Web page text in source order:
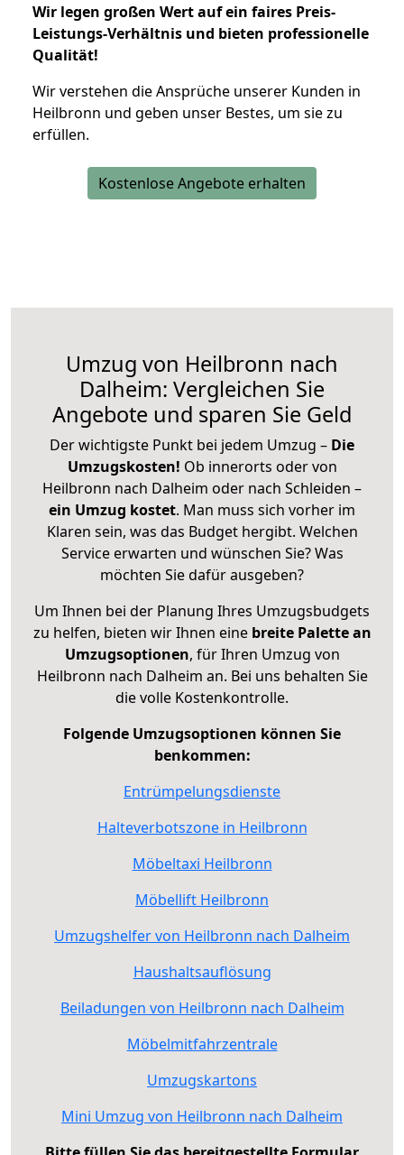
Wir legen großen Wert auf ein faires Preis-
Leistungs-Verhältnis und bieten professionelle
Qualität!
Wir verstehen die Ansprüche unserer Kunden in
Heilbronn und geben unser Bestes, um sie zu
erfüllen.
Kostenlose Angebote erhalten
Umzug von Heilbronn nach
Dalheim: Vergleichen Sie
Angebote und sparen Sie Geld
Der wichtigste Punkt bei jedem Umzug – Die
Umzugskosten! Ob innerorts oder von
Heilbronn nach Dalheim oder nach Schleiden –
ein Umzug kostet. Man muss sich vorher im
Klaren sein, was das Budget hergibt. Welchen
Service erwarten und wünschen Sie? Was
möchten Sie dafür ausgeben?
Um Ihnen bei der Planung Ihres Umzugsbudgets
zu helfen, bieten wir Ihnen eine breite Palette an
Umzugsoptionen, für Ihren Umzug von
Heilbronn nach Dalheim an. Bei uns behalten Sie
die volle Kostenkontrolle.
Folgende Umzugsoptionen können Sie
benkommen:
Entrümpelungsdienste
Halteverbotszone in Heilbronn
Möbeltaxi Heilbronn
Möbellift Heilbronn
Umzugshelfer von Heilbronn nach Dalheim
Haushaltsauflösung
Beiladungen von Heilbronn nach Dalheim
Möbelmitfahrzentrale
Umzugskartons
Mini Umzug von Heilbronn nach Dalheim